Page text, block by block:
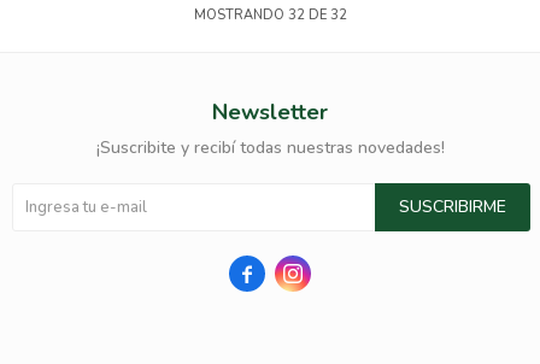
MOSTRANDO 32DE 32
Newsletter
¡Suscribite y recibí todas nuestras novedades!
SUSCRIBIRME
 